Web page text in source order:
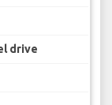
drive